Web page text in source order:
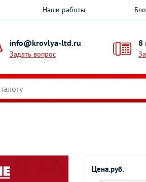
Наши работы
info@krovlya-ltd.ru
Задать вопрос
8
Цена.руб.